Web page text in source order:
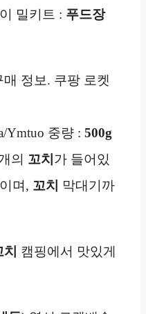
밀키트 : 푸드장
매 정보. 쿠팡 로켓
Ymtuo 중량 : 500g
의 꼬치 가 들어있
며, 꼬치
막대기까
캠핑에서 맛있게